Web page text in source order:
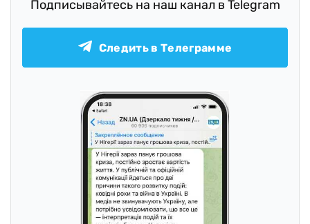
Подписывайтесь на наш канал в Telegram
Следить в Телеграмме